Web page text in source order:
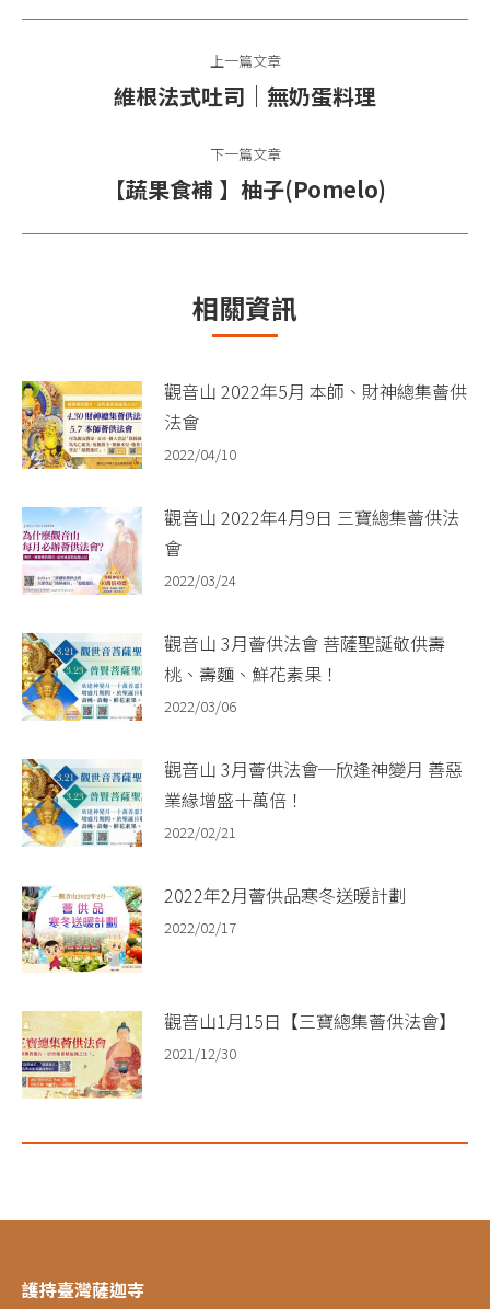
上一篇文章
上
篇
文
維根法式吐司｜無奶蛋料理
下一篇文章
下
章：
【蔬果食補 】柚子(Pomelo)​
相關資訊
觀音山 2022年5月 本師、財神總集薈供
法會
2022/04/10
觀音山 2022年4月9日 三寶總集薈供法
會
2022/03/24
觀音山 3月薈供法會 菩薩聖誕敬供壽
桃、壽麵、鮮花素果！
2022/03/06
觀音山 3月薈供法會─欣逢神變月 善惡
業緣增盛十萬倍！
2022/02/21
2022年2月薈供品寒冬送暖計劃
2022/02/17
觀音山1月15日【三寶總集薈供法會】
2021/12/30
護持臺灣薩迦寺